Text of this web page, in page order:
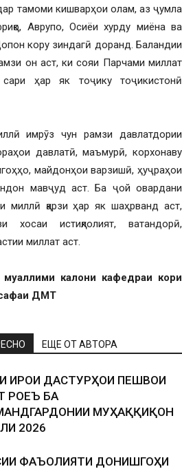
тамоми кишварҳои олам, аз ҷумла
Аврупо, Осиёи хурду миёна ва
кору зиндагӣ доранд. Баландии
он аст, ки сояи Парчами миллат
ҳар як тоҷику тоҷикистонӣ
имрӯз чун рамзи давлатдории
давлатӣ, маъмурӣ, корхонаву
майдонҳои варзишӣ, ҳуҷраҳои
мавҷуд аст. Ба ҷой овардани
миллӣ қарзи ҳар як шаҳрванд аст,
истиқлолият, ватандорӣ,
миллат аст.
калони кафедраи кори
ДМТ
ЕЩЕ ОТ АВТОРА
ИҶРОИ ДАСТУРҲОИ ПЕШВОИ
РОҶЕЪ БА
МУҲАҚҚИҚОН
2026
ФАЪОЛИЯТИ ДОНИШГОҲИ